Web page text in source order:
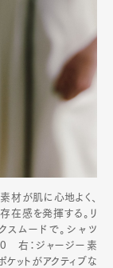
材が肌に心地よく、
在感を発揮する。リ
スムードで。シャツ
右：ジャージー素
ケットがアクティブな